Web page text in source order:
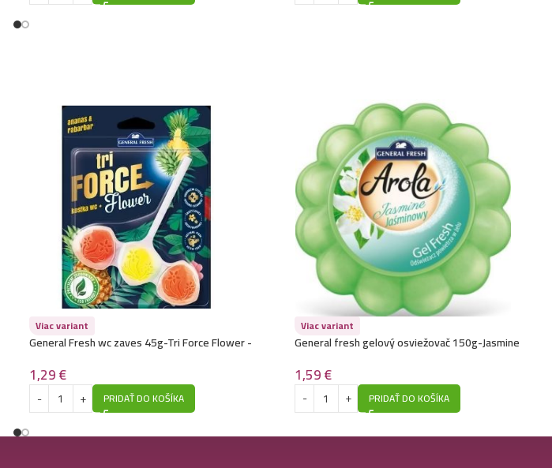
Viac variant
General Fresh wc zaves 45g-Tri Force Flower -
1,29€
PRIDAŤ DO KOŠÍKA
Viac variant
General fresh gelový osviežovač 150g-Jasmine
1,59€
PRIDAŤ DO KOŠÍKA